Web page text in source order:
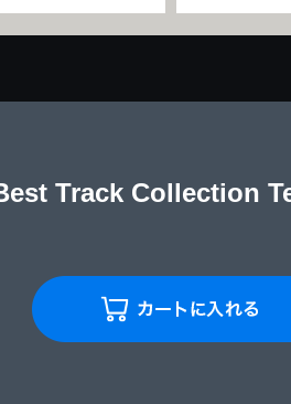
Track Collection